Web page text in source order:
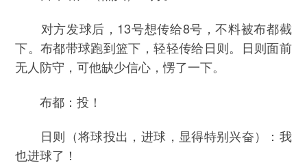
对方发球后，13号想传给8号，不料被布都截
下。布都带球跑到篮下，轻轻传给日则。日则面前
无人防守，可他缺少信心，愣了一下。
布都：投！
日则（将球投出，进球，显得特别兴奋）：我
也进球了！